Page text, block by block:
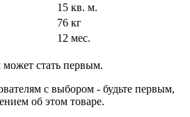
15 кв. м.
76 кг
12 мес.
стать первым.
с выбором - будьте первым,
об этом товаре.